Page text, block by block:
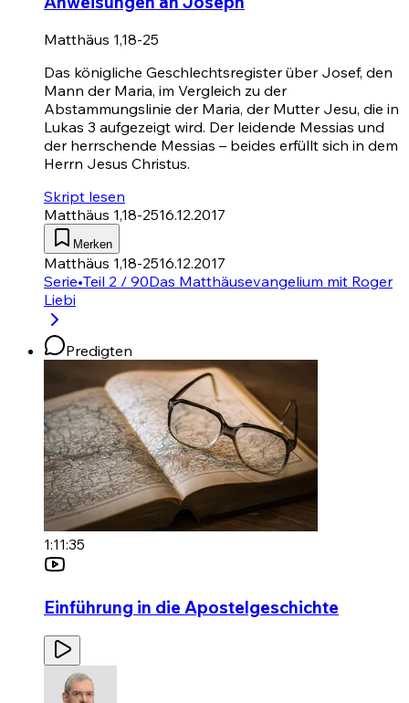
Matthäus 1,18-25
Das königliche Geschlechtsregister über Josef, den
Mann der Maria, im Vergleich zu der
Abstammungslinie der Maria, der Mutter Jesu, die in
Lukas 3 aufgezeigt wird. Der leidende Messias und
der herrschende Messias – beides erfüllt sich in dem
Herrn Jesus Christus.
Skript lesen
Matthäus 1,18-2516.12.2017
Merken
Matthäus 1,18-2516.12.2017
Serie•Teil 2 / 90Das Matthäusevangelium mit Roger
Liebi
Predigten
1:11:35
Einführung in die Apostelgeschichte